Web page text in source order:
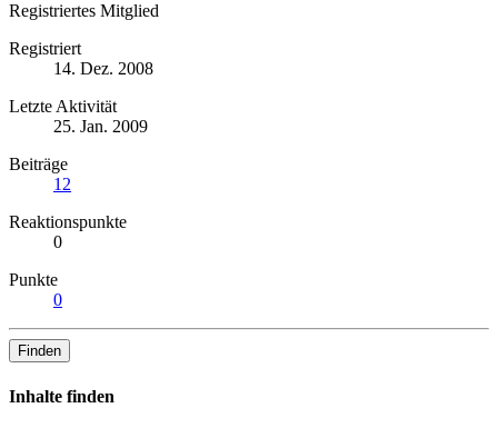
Registriertes Mitglied
Registriert
14. Dez. 2008
Letzte Aktivität
25. Jan. 2009
Beiträge
12
Reaktionspunkte
0
Punkte
0
Finden
Inhalte finden